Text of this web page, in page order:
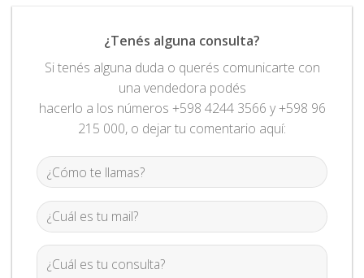
¿Tenés alguna consulta?
Si tenés alguna duda o querés comunicarte con
una vendedora podés
hacerlo a los números +598 4244 3566 y +598 96
215 000, o dejar tu comentario aquí: